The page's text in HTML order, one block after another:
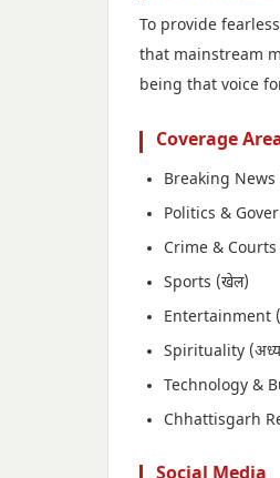
To provide
that mainstream
being that voice
Coverage
Breaking News
Politics &
Crime & Courts
Sports (खेल)
Entertainment
Spirituality
Technology &
Chhattisgarh